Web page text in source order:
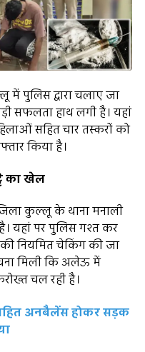
पुलिस द्वारा चलाए जा
सफलता हाथ लगी है। यहां
सहित चार तस्करों को
किया है।
का खेल
कुल्लू के थाना मनाली
यहां पर पुलिस गश्त कर
की नियमित चेकिंग की जा
मिली कि अलेऊ में
चल रही है।
अनबैलेंस होकर सड़क